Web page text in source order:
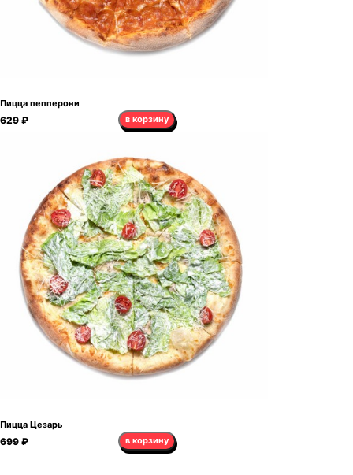
Пицца пепперони
629 ₽ в корзину
Пицца Цезарь
699 ₽ в корзину